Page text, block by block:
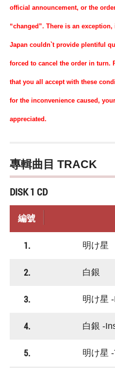
official announcement, or the
“changed”. There is an
Japan couldn`t provide plentiful
forced to cancel the order in turn.
that you all accept with these
for the inconvenience caused,
appreciated.
專輯曲目 TRACK
DISK 1 CD
編號
1. 明け星
2. 白銀
3. 明け星 -
4. 白銀 -
5. 明け星 -